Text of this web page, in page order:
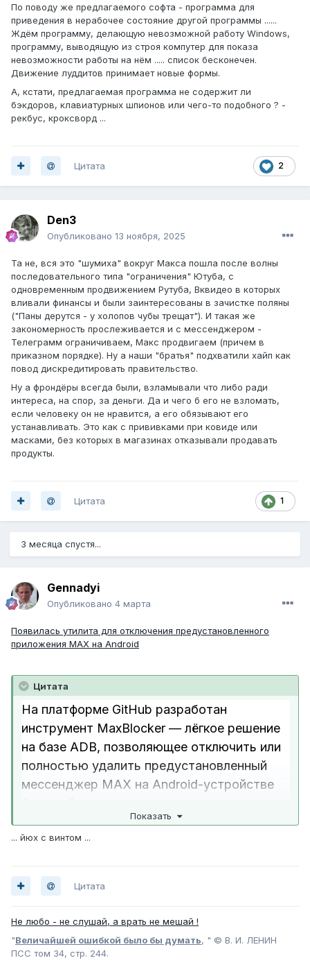
По поводу же предлагаемого софта - программа для
приведения в нерабочее состояние другой программы ......
Ждём программу, делающую невозможной работу Windows,
программу, выводящую из строя компутер для показа
невозможности работы на нём ..... список бесконечен.
Движение луддитов принимает новые формы.
А, кстати, предлагаемая программа не содержит ли
бэкдоров, клавиатурных шпионов или чего-то подобного ? -
рекбус, кроксворд ...
2
Цитата
Den3
Опубликовано 13 ноября, 2025
Та не, вся это "шумиха" вокруг Макса пошла после волны
последовательного типа "ограничения" Ютуба, с
одновременным продвижением Рутуба, Вквидео в которых
вливали финансы и были заинтересованы в зачистке поляны
("Паны дерутся - у холопов чубы трещат"). И такая же
закономерность прослеживается и с мессенджером -
Телеграмм ограничиваем, Макс продвигаем (причем в
приказном порядке). Ну а наши "братья" подхватили хайп как
повод дискредитировать правительство.
Ну а фрондёры всегда были, взламывали что либо ради
интереса, на спор, за деньги. Да и чего б его не взломать,
если человеку он не нравится, а его обязывают его
устанавливать. Это как с прививками при ковиде или
масками, без которых в магазинах отказывали продавать
продукты.
1
Цитата
3 месяца спустя...
Gennadyi
Опубликовано 4 марта
Появилась утилита для отключения предустановленного
приложения MAX на Android
Цитата
На платформе GitHub разработан
инструмент MaxBlocker — лёгкое решение
на базе ADB, позволяющее отключить или
полностью удалить предустановленный
мессенджер MAX на Android-устройстве
Программа предназначена для случаев,
позволяют его отключить. MaxBlocker
команды Android и не требует наличия root-
прав.
Показать
... йюх с винтом ...
Цитата
Не любо - не слушай, а врать не мешай !
"Величайшей ошибкой было бы думать, " © В. И. ЛЕНИН
ПСС том 34, стр. 244.